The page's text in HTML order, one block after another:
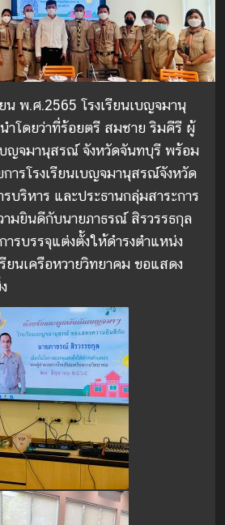
พ.ศ.2565 โรงเรียนเบญจมานุ
ำโดยว่าที่ร้อยตรี สมชาย ริมคีรี ผู้
บญจมานุสรณ์ จังหวัดจันทบุรี พร้อม
ารโรงเรียนเบญจมานุสรณ์จังหวัด
บริหาร และประธานกลุ่มสาระการ
ามยินดีกับนายภาธรณ์ สิรวรรธกุล
ารบรรจุแต่งตั้งให้ดำรงตำแหน่ง
ยนเครือหวายวิทยาคม ขอแสดง